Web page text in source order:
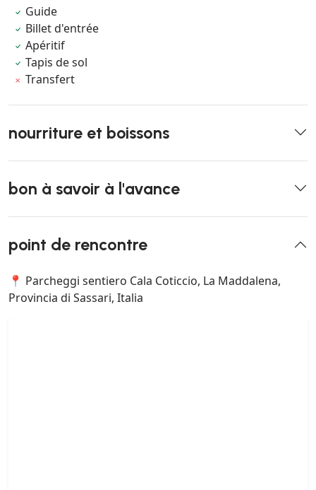
Guide
Billet d'entrée
Apéritif
Tapis de sol
Transfert
nourriture et boissons
bon à savoir à l'avance
point de rencontre
📍 Parcheggi sentiero Cala Coticcio, La Maddalena,
Provincia di Sassari, Italia